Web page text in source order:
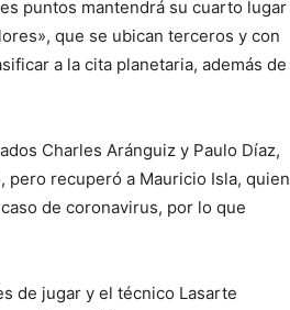
puntos mantendrá su cuarto lugar
que se ubican terceros y con
a la cita planetaria, además de
Charles Aránguiz y Paulo Díaz,
pero recuperó a Mauricio Isla, quien
de coronavirus, por lo que
de jugar y el técnico Lasarte